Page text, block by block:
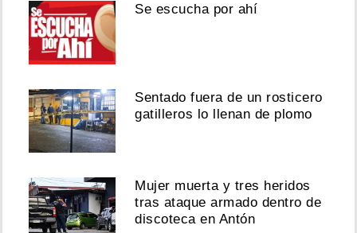
Se escucha por ahí
Sentado fuera de un rosticero
gatilleros lo llenan de plomo
Mujer muerta y tres heridos
tras ataque armado dentro de
discoteca en Antón